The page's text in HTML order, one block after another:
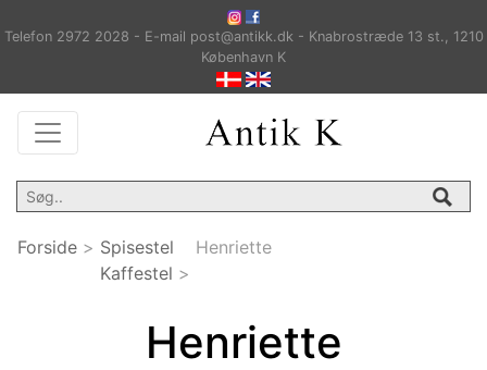
Telefon 2972 2028 - E-mail post@antikk.dk - Knabrostræde 13 st., 1210
København K
Forside > Spisestel
Kaffestel >
Henriette
Henriette